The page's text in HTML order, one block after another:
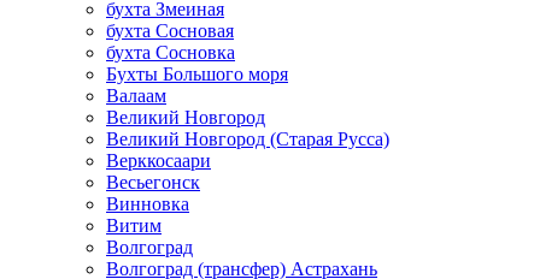
бухта Змеиная
бухта Сосновая
бухта Сосновка
Бухты Большого моря
Валаам
Великий Новгород
Великий Новгород (Старая Русса)
Верккосаари
Весьегонск
Винновка
Витим
Волгоград
Волгоград (трансфер) Астрахань